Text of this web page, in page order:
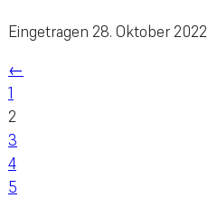
Eingetragen 28. Oktober 2022
←
1
2
3
4
5